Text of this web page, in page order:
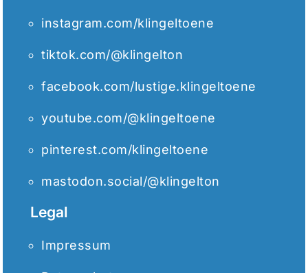
instagram.com/klingeltoene
tiktok.com/@klingelton
facebook.com/lustige.klingeltoene
youtube.com/@klingeltoene
pinterest.com/klingeltoene
mastodon.social/@klingelton
Legal
Impressum